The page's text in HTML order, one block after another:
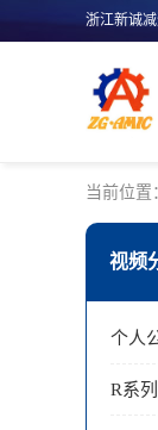
当前位置
视频
个人